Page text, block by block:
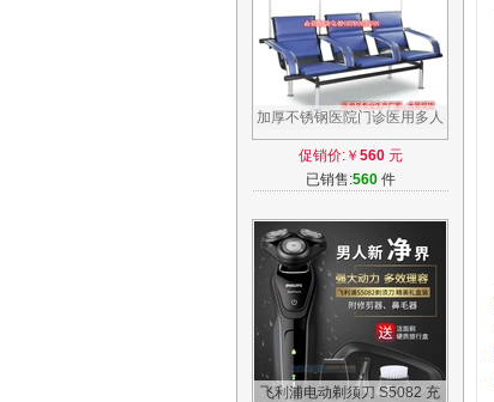
加厚不锈钢医院门诊医用多人
位三人位候诊椅输液椅点滴椅
静点椅
促销价:￥ 560元
已销售:560件
飞利浦电动剃须刀 S5082 充